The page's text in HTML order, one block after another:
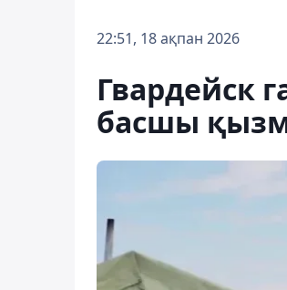
22:51, 18 ақпан 2026
Гвардейск
басшы